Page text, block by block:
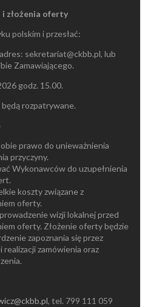
złożenia oferty
polskim i przesłać:
sekretariat@ckbb.pl, lub
Zamawiającego.
godz. 15.00.
rozpatrywane.
prawo do unieważnienia
przyczyny.
Wykonawców do uzupełnienia
koszty związane z
oferty.
wizji lokalnej przed
oferty. Złożenie oferty będzie
zapoznania się przez
zamówienia oraz
, tel. 799 111 059